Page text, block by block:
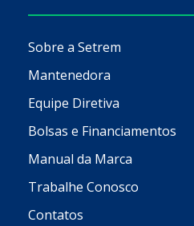
Sobre a Setrem
Mantenedora
Equipe Diretiva
Bolsas e Financiamentos
Manual da Marca
Trabalhe Conosco
Contatos